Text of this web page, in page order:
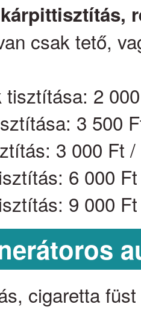
csak tető,
tisztítása: 2
3 500
3 000 Ft
6 000
9 000
cigaretta